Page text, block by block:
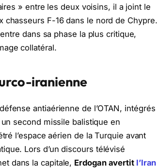
» entre les deux voisins, il a joint le
F-16 dans le nord de Chypre.
dans sa phase la plus critique,
collatéral.
iranienne
antiaérienne de l’OTAN, intégrés
second missile balistique en
l’espace aérien de la Turquie avant
Lors d’un discours télévisé
dans la capitale, Erdogan avertit l’Iran